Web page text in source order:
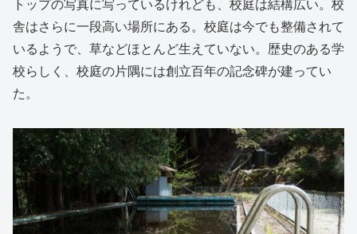
トップの写真に写っているけれども、校庭は結構広い。校
舎はさらに一段高い場所にある。校庭は今でも整備されて
いるようで、草などほとんど生えていない。歴史のある学
校らしく、校庭の片隅には創立百年の記念碑が建ってい
た。